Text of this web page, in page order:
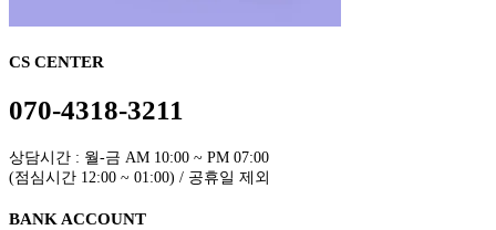
CS CENTER
070-4318-3211
상담시간 : 월-금 AM 10:00 ~ PM 07:00
(점심시간 12:00 ~ 01:00) / 공휴일 제외
BANK ACCOUNT